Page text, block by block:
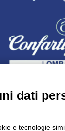
dati
e tecnologie